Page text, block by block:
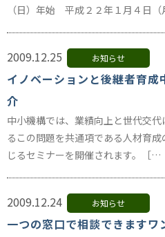
（日）年始 平成２２年１月４日
2009.12.25 お知らせ
イノベーションと後継者育
介
中小機構では、業績向上と世代交
るこの問題を共通項である人材育
じるセミナーを開催されます。［…
2009.12.24 お知らせ
一つの窓口で相談できます